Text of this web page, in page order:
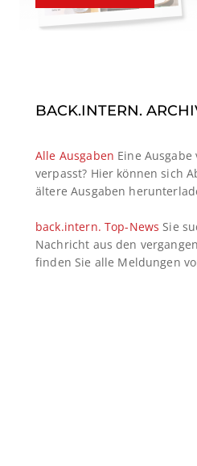
BACK.INTERN.
Alle Ausgaben Eine
verpasst? Hier können sich
ältere Ausgaben
back.intern. Top-News Sie
Nachricht aus den
finden Sie alle Meldungen